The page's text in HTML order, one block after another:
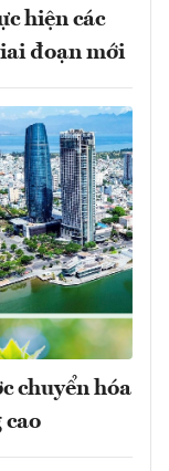
hiện các
đoạn mới
chuyển hóa
cao